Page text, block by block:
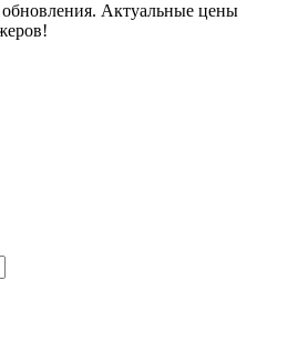
Актуальные цены